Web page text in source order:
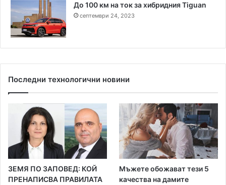
До 100 км на ток за хибридния Tiguan
септември 24, 2023
Последни технологични новини
ЗЕМЯ ПО ЗАПОВЕД: КОЙ
ПРЕНАПИСВА ПРАВИЛАТА
Мъжете обожават тези 5
качества на дамите